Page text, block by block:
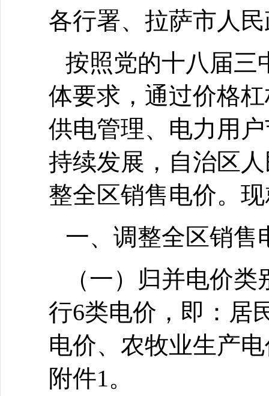
各行署、拉萨市人
按照党的十八届三
体要求，通过价格
供电管理、电力用
持续发展，自治区
整全区销售电价。
一、调整全区销售
（一）归并电价类
行6类电价，即：居
电价、农牧业生产
附件1。